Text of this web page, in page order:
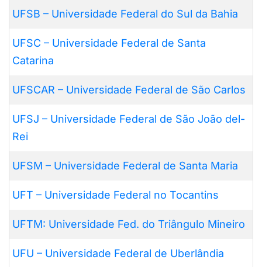
UFSB – Universidade Federal do Sul da Bahia
UFSC – Universidade Federal de Santa
Catarina
UFSCAR – Universidade Federal de São Carlos
UFSJ – Universidade Federal de São João del-
Rei
UFSM – Universidade Federal de Santa Maria
UFT – Universidade Federal no Tocantins
UFTM: Universidade Fed. do Triângulo Mineiro
UFU – Universidade Federal de Uberlândia